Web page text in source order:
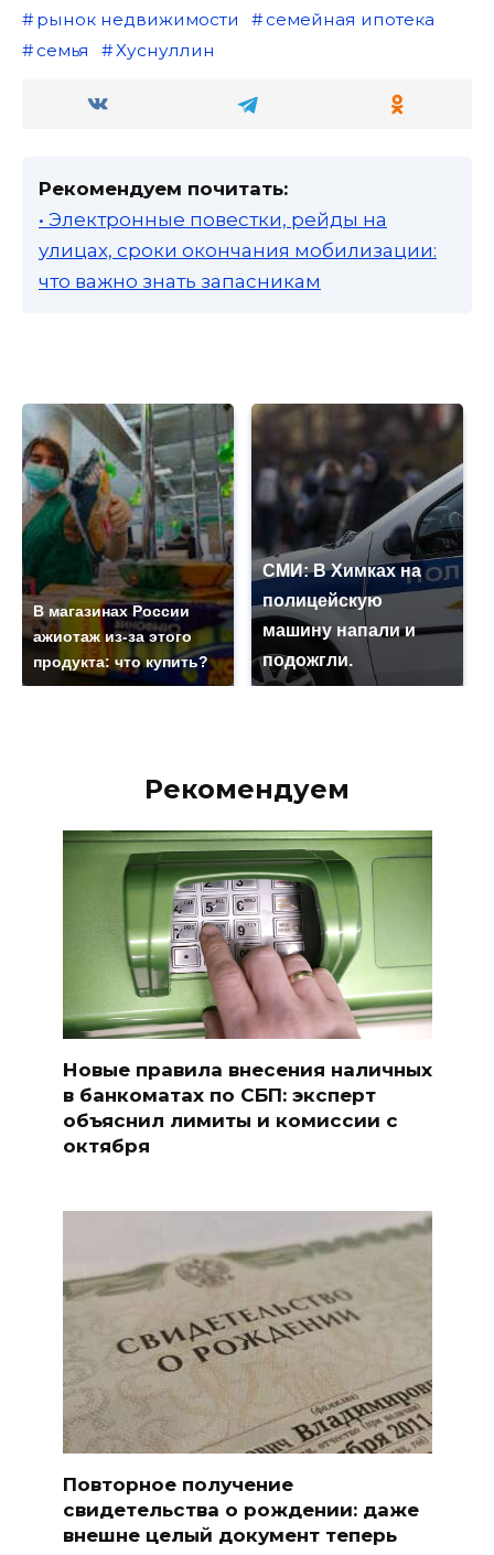
рынок недвижимости
семейная ипотека
семья
Хуснуллин
Рекомендуем почитать:
• Электронные повестки, рейды на
улицах, сроки окончания мобилизации:
что важно знать запасникам
В магазинах России
ажиотаж из-за этого
продукта: что купить?
СМИ: В Химках на
полицейскую
машину напали и
подожгли.
Рекомендуем
Новые правила внесения наличных
в банкоматах по СБП: эксперт
объяснил лимиты и комиссии с
октября
Повторное получение
свидетельства о рождении: даже
внешне целый документ теперь